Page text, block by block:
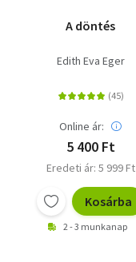
A döntés
Edith Eva Eger
Online ár:
5 400 Ft
Eredeti ár: 5 999 Ft
Kosárba
2 - 3 munkanap